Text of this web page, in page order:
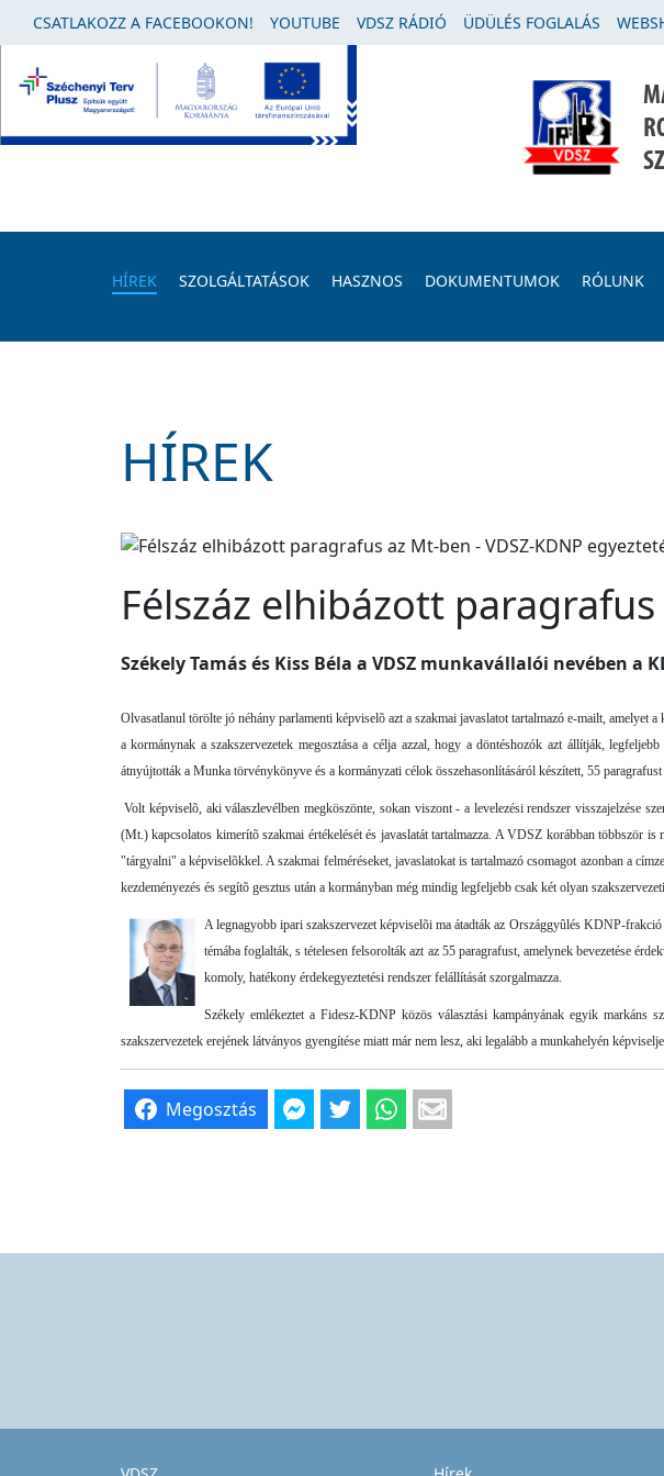
CSATLAKOZZ A FACEBOOKON! YOUTUBE VDSZ RÁDIÓ ÜDÜLÉS FOGLALÁS
HÍREK SZOLGÁLTATÁSOK HASZNOS DOKUMENTUMOK RÓLUNK
HÍREK
Félszáz elhibázott
Székely Tamás és Kiss Béla a VDSZ munkavállalói nevében
Olvasatlanul törölte jó néhány parlamenti képviselõ azt a szakmai javaslatot tartalmazó e-mailt,
a kormánynak a szakszervezetek megosztása a célja azzal, hogy a döntéshozók azt állítják,
átnyújtották a Munka törvénykönyve és a kormányzati célok összehasonlításáról készített, 55
Volt képviselõ, aki válaszlevélben megköszönte, sokan viszont - a levelezési rendszer visszajelzése
(Mt.) kapcsolatos kimerítõ szakmai értékelését és javaslatát tartalmazza. A VDSZ korábban többször
"tárgyalni" a képviselõkkel. A szakmai felméréseket, javaslatokat is tartalmazó csomagot azonban a
kezdeményezés és segítõ gesztus után a kormányban még mindig legfeljebb csak két olyan
A legnagyobb ipari szakszervezet képviselõi ma átadták az Országgyûlés KDNP-
témába foglalták, s tételesen felsorolták azt az 55 paragrafust, amelynek bevezetése
komoly, hatékony érdekegyeztetési rendszer felállítását szorgalmazza.
Székely emlékeztet a Fidesz-KDNP közös választási kampányának egyik
szakszervezetek erejének látványos gyengítése miatt már nem lesz, aki legalább a munkahelyén
Megosztás